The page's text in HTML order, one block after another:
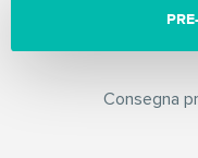
Consegna